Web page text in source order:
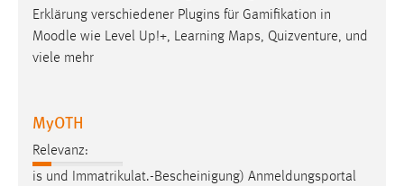
Erklärung verschiedener Plugins für Gamifikation in
Moodle wie Level Up!+, Learning Maps, Quizventure, und
viele mehr
MyOTH
Relevanz:
is und Im­mat­ri­kulat.-Bescheinigung) Anmeldungsportal
Cookie Laufzeit:
Name: